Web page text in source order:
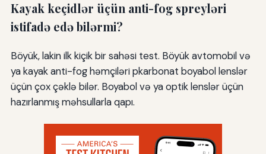
Kayak keçidlər üçün anti-fog spreyləri
istifadə edə bilərmi?
Böyük, lakin ilk kiçik bir sahəsi test. Böyük avtomobil və
ya kayak anti-fog həmçiləri pkarbonat boyabol lenslər
üçün çox çəklə bilər. Boyabol və ya optik lenslər üçün
hazırlanmış məhsullarla qapı.